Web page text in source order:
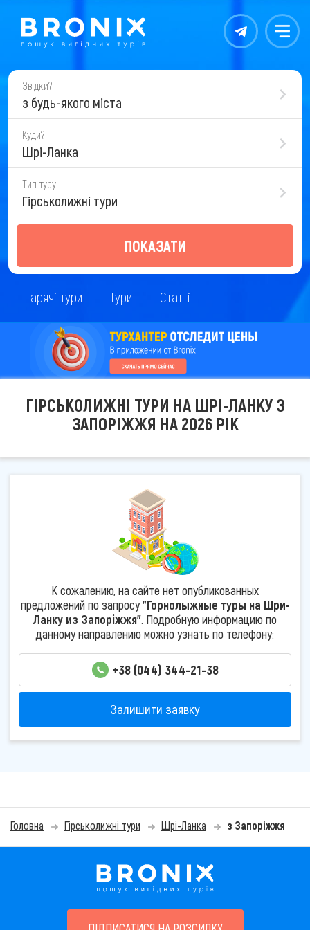
Контакты Меню
Звідки?
з будь-якого міста
Куди?
Шрі-Ланка
Тип туру
Гірськолижні тури
ПОКАЗАТИ
Гарячі тури Тури Статті
ГІРСЬКОЛИЖНІ ТУРИ НА ШРІ-ЛАНКУ З
ЗАПОРІЖЖЯ НА 2026 РІК
К сожалению, на сайте нет опубликованных
предложений по запросу"Горнолыжные туры на Шри-
Ланку из Запоріжжя". Подробную информацию по
данному направлению можно узнать по телефону:
+38 (044) 344-21-38
Залишити заявку
Головна Гірськолижні тури Шрі-Ланка з Запоріжжя